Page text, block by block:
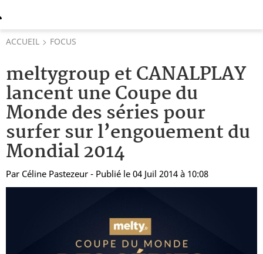
ACCUEIL FOCUS
meltygroup et CANALPLAY
lancent une Coupe du
Monde des séries pour
surfer sur l’engouement du
Mondial 2014
Par Céline Pastezeur - Publié le 04 Juil 2014 à 10:08